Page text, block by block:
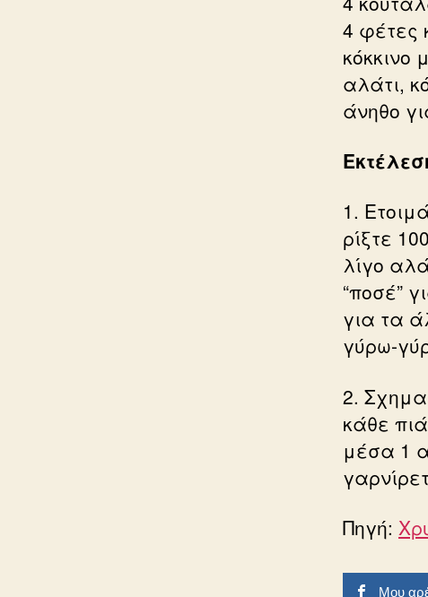
4 φέτες
κόκκινο
αλάτι,
άνηθο
1.
ρίξτε
λίγο
“ποσέ”
για τα
γύρω-
2.
κάθε
μέσα 1
Πηγή:
Μου